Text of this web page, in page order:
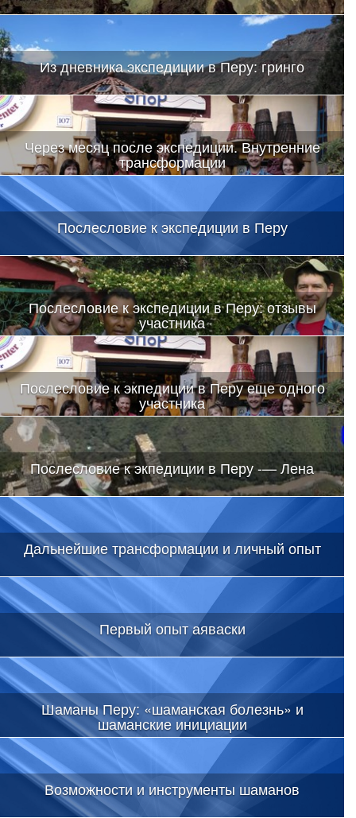
Из дневника экспедиции в Перу: гринго
Через месяц после экспедиции. Внутренние
трансформации
Послесловие к экспедиции в Перу
Послесловие к экспедиции в Перу: отзывы
участника
Послесловие к экпедиции в Перу еще одного
участника
Послесловие к экпедиции в Перу -— Лена
Дальнейшие трансформации и личный опыт
Первый опыт аяваски
Шаманы Перу: «шаманская болезнь» и
шаманские инициации
Возможности и инструменты шаманов